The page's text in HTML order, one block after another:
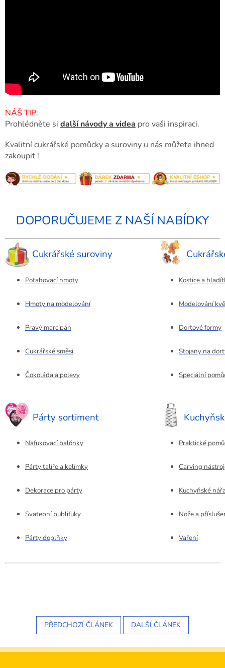
NÁŠ TIP:
Prohlédněte si další návody a videa pro vaši inspiraci.
Kvalitní cukrářské pomůcky a suroviny u nás můžete ihned
zakoupit !
DOPORUČUJEME Z NAŠÍ NABÍDKY
Cukrářské suroviny
Potahovací hmoty Kostice a
Hmoty na modelování Modelování
Pravý marcipán Dortové formy
Cukrářské směsi Stojany na
Čokoláda a polevy Speciální
Párty sortiment
Nafukovací balónky Praktické
Párty talíře a kelímky Carving
Dekorace pro párty Kuchyňské
Svatební bublifuky Nože a
Párty doplňky Vaření
PŘEDCHOZÍ ČLÁNEK DALŠÍ ČLÁNEK